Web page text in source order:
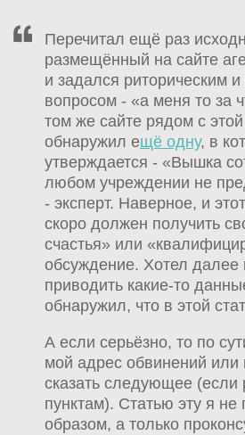
Перечитал ещё раз
размещённый на сайте
и задался риторическим
вопросом - «а меня то за
том же сайте рядом с этой
обнаружил ещё одну, в
утверждается - «Вышка
любом учреждении не
- эксперт. Наверное, и
скоро должен получить
счастья» или
обсуждение. Хотел далее
приводить какие-то
обнаружил, что в этой
А если серьёзно, то по
мой адрес обвинений или
сказать следующее (если
пунктам). Статью эту я не
образом, а только